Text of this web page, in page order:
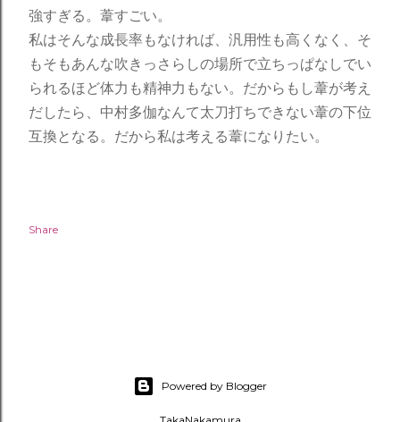
強すぎる。葦すごい。
私はそんな成長率もなければ、汎用性も高くなく、そ
もそもあんな吹きっさらしの場所で立ちっぱなしでい
られるほど体力も精神力もない。だからもし葦が考え
だしたら、中村多伽なんて太刀打ちできない葦の下位
互換となる。だから私は考える葦になりたい。
Share
Powered by Blogger